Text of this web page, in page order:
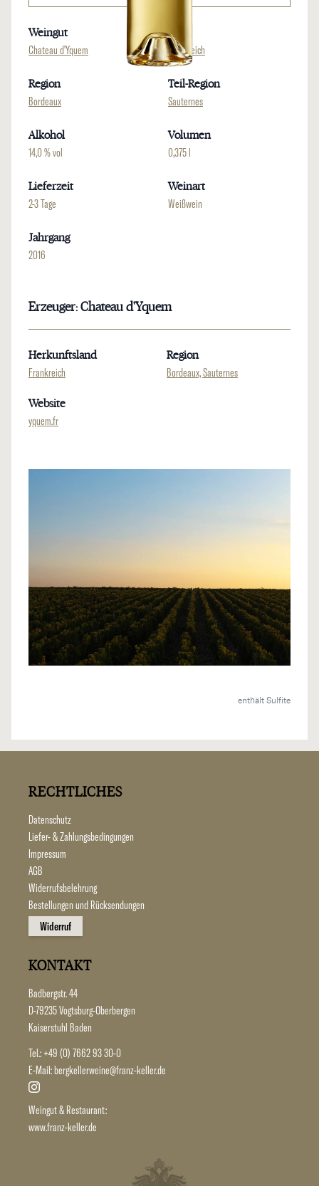
Weingut
Chateau d'Yquem
Land
Frankreich
Region
Bordeaux
Teil-Region
Sauternes
Alkohol
14,0 % vol
Volumen
0,375 l
Lieferzeit
2-3 Tage
Weinart
Weißwein
Jahrgang
2016
Erzeuger: Chateau d'Yquem
Herkunftsland
Frankreich
Region
Bordeaux, Sauternes
Website
yquem.fr
enthält Sulfite
RECHTLICHES
Datenschutz
Liefer- & Zahlungsbedingungen
Impressum
AGB
Widerrufsbelehrung
Bestellungen und Rücksendungen
Widerruf
KONTAKT
Badbergstr. 44
D-79235 Vogtsburg-Oberbergen
Kaiserstuhl Baden
Tel.: +49 (0) 7662 93 30-0
E-Mail:bergkellerweine@franz-keller.de
Weingut & Restaurant:
www.franz-keller.de